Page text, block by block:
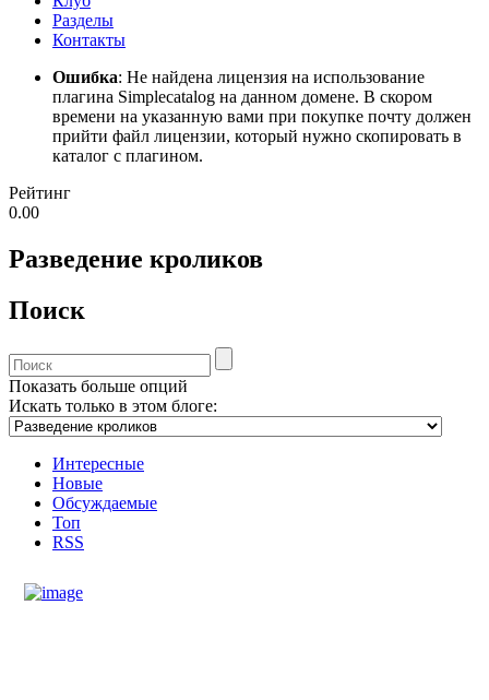
Разделы
Контакты
Ошибка: Не найдена лицензия на использование
плагина Simplecatalog на данном домене. В скором
времени на указанную вами при покупке почту должен
прийти файл лицензии, который нужно скопировать в
каталог с плагином.
Рейтинг
0.00
Разведение кроликов
Поиск
Показать больше опций
Искать только в этом блоге:
Интересные
Новые
Обсуждаемые
Топ
RSS